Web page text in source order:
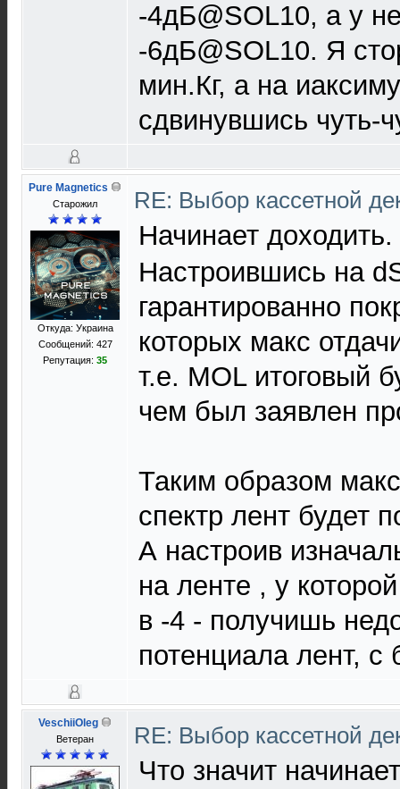
-4дБ@SOL10, а у
-6дБ@SOL10. Я
мин.Кг, а на
сдвинувшись чуть-
Pure Magnetics
Старожил
Откуда: Украина
Сообщений: 427
Репутация: 35
RE: Выбор кассетной
Начинает доходить.
Настроившись на
гарантированно
которых макс
т.е. MOL итоговый
чем был заявлен
Таким образом
спектр лент будет
А настроив
на ленте , у
в -4 - получишь
потенциала лент,
VeschiiOleg
Ветеран RE: Выбор кассетной
Что значит